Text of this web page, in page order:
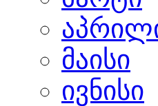
მაისი
ივნისი